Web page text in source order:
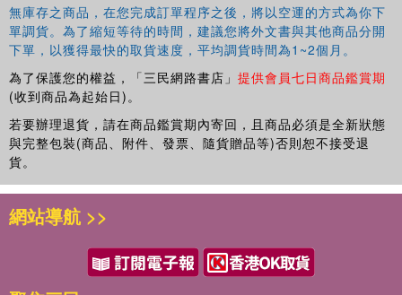
無庫存之商品，在您完成訂單程序之後，將以空運的方式為你下
單調貨。為了縮短等待的時間，建議您將外文書與其他商品分開
下單，以獲得最快的取貨速度，平均調貨時間為1~2個月。
為了保護您的權益，「三民網路書店」 提供會員七日商品鑑賞期
(收到商品為起始日)。
若要辦理退貨，請在商品鑑賞期內寄回，且商品必須是全新狀態
與完整包裝(商品、附件、發票、隨貨贈品等)否則恕不接受退
貨。
網站導航 >>